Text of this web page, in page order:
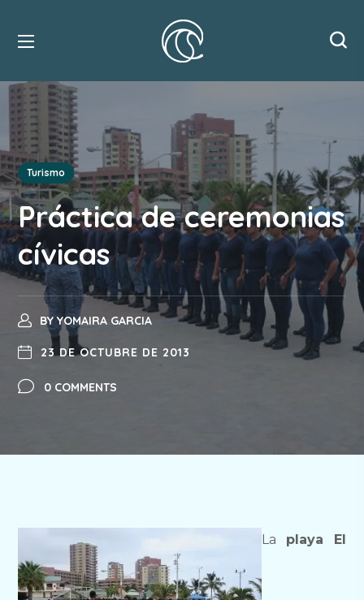
Turismo
Práctica de ceremonias
cívicas
BY YOMAIRA GARCIA
23 DE OCTUBRE DE 2013
0 COMMENTS
La playa El